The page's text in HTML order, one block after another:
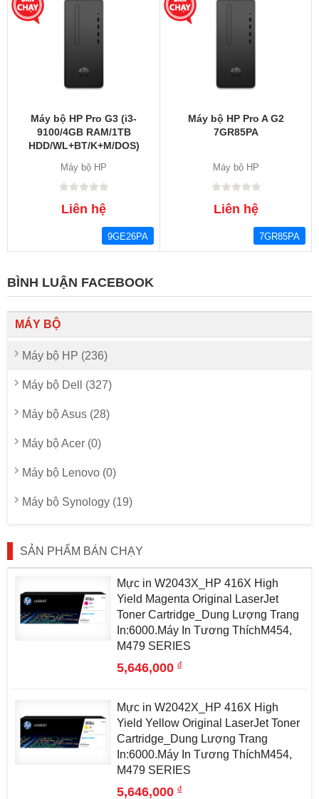
Máy bộ HP Pro G3 (i3-
9100/4GB RAM/1TB
HDD/WL+BT/K+M/DOS)
Máy bộ HP
Liên hệ
9GE26PA
Máy bộ HP Pro A G2
7GR85PA
Máy bộ HP
Liên hệ
7GR85PA
BÌNH LUẬN FACEBOOK
MÁY BỘ
Máy bộ HP (236)
Máy bộ Dell (327)
Máy bộ Asus (28)
Máy bộ Acer (0)
Máy bộ Lenovo (0)
Máy bộ Synology (19)
SẢN PHẨM BÁN CHẠY
Mực in W2043X_HP 416X High
Yield Magenta Original LaserJet
Toner Cartridge_Dung Lượng Trang
In:6000.Máy In Tương ThíchM454,
M479 SERIES
5,646,000đ
Mực in W2042X_HP 416X High
Yield Yellow Original LaserJet Toner
Cartridge_Dung Lượng Trang
In:6000.Máy In Tương ThíchM454,
M479 SERIES
5,646,000đ